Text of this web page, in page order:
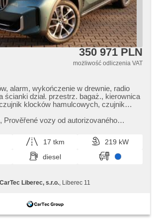
350 971 PLN
możliwość odliczenia VAT
alarm, wykończenie w drewnie, radio
ścianki dział. przestrz. bagaż., kierownica
klocków hamulcowych, czujnik
bezklíčové startování, elektryczna
podgrzewane fotele, LED
domykanie drzwi
Prověřené vozy od autorizovaného
nebo ná...
17 tkm
219 kW
diesel
CarTec Liberec, s.r.o. , Liberec 11